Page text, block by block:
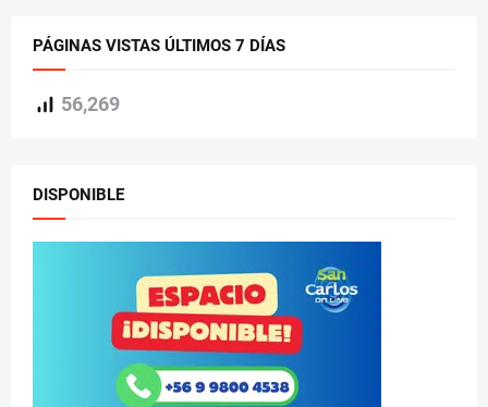
PÁGINAS VISTAS ÚLTIMOS 7 DÍAS
56,269
DISPONIBLE